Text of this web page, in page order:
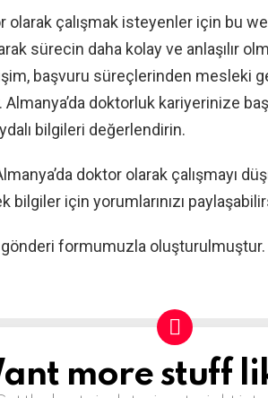
olarak çalışmak isteyenler için bu
sürecin daha kolay ve anlaşılır
başvuru süreçlerinden mesleki
Almanya’da doktorluk kariyerinize
bilgileri değerlendirin.
doktor olarak çalışmayı
bilgiler için yorumlarınızı
gönderi formumuzla oluşturulmuştur.
more stuff